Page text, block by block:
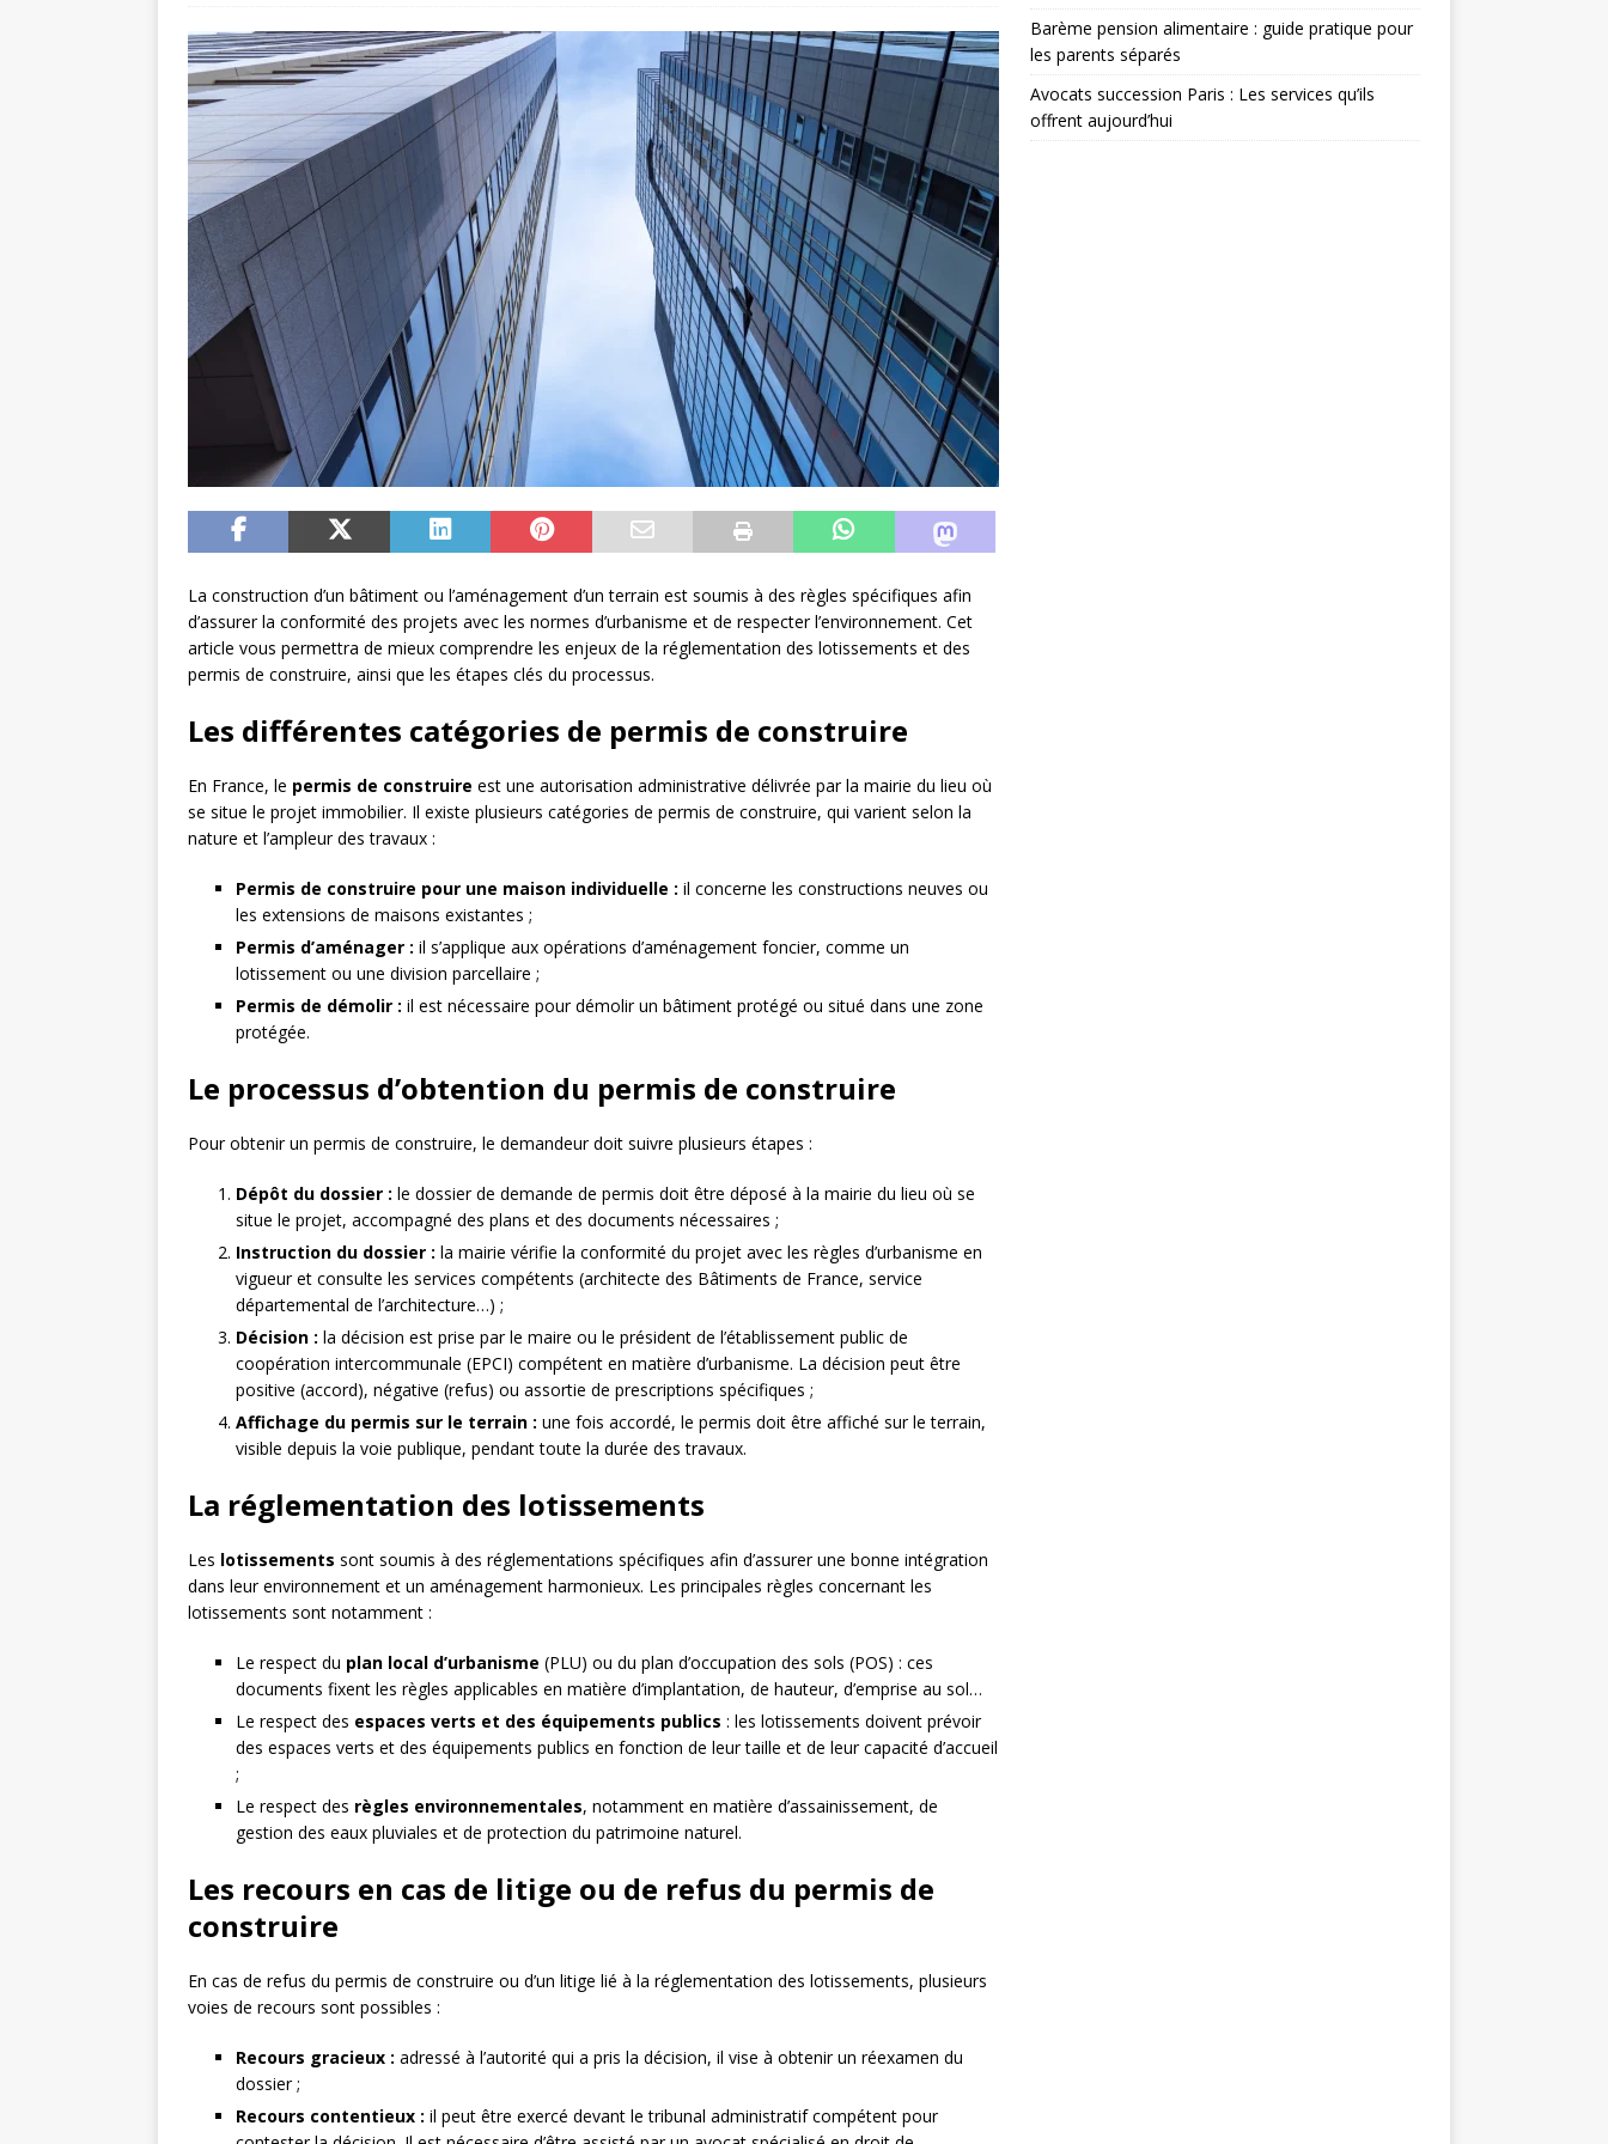
La construction d’un bâtiment ou l’aménagement d’un terrain est soumis à des règles spécifiques afin
d’assurer la conformité des projets avec les normes d’urbanisme et de respecter l’environnement. Cet
article vous permettra de mieux comprendre les enjeux de la réglementation des lotissements et des
permis de construire, ainsi que les étapes clés du processus.
Les différentes catégories de permis de construire
En France, le permis de construire est une autorisation administrative délivrée par la mairie du lieu où
se situe le projet immobilier. Il existe plusieurs catégories de permis de construire, qui varient selon la
nature et l’ampleur des travaux :
Permis de construire pour une maison individuelle : il concerne les constructions neuves ou
les extensions de maisons existantes ;
Permis d’aménager : il s’applique aux opérations d’aménagement foncier, comme un
lotissement ou une division parcellaire ;
Permis de démolir : il est nécessaire pour démolir un bâtiment protégé ou situé dans une zone
protégée.
Le processus d’obtention du permis de construire
Pour obtenir un permis de construire, le demandeur doit suivre plusieurs étapes :
Dépôt du dossier : le dossier de demande de permis doit être déposé à la mairie du lieu où se
situe le projet, accompagné des plans et des documents nécessaires ;
Instruction du dossier : la mairie vérifie la conformité du projet avec les règles d’urbanisme en
vigueur et consulte les services compétents (architecte des Bâtiments de France, service
départemental de l’architecture…) ;
Décision : la décision est prise par le maire ou le président de l’établissement public de
coopération intercommunale (EPCI) compétent en matière d’urbanisme. La décision peut être
positive (accord), négative (refus) ou assortie de prescriptions spécifiques ;
Affichage du permis sur le terrain : une fois accordé, le permis doit être affiché sur le terrain,
visible depuis la voie publique, pendant toute la durée des travaux.
La réglementation des lotissements
Les lotissements sont soumis à des réglementations spécifiques afin d’assurer une bonne intégration
dans leur environnement et un aménagement harmonieux. Les principales règles concernant les
lotissements sont notamment :
Le respect du plan local d’urbanisme (PLU) ou du plan d’occupation des sols (POS) : ces
documents fixent les règles applicables en matière d’implantation, de hauteur, d’emprise au sol…
Le respect des espaces verts et des équipements publics : les lotissements doivent prévoir
des espaces verts et des équipements publics en fonction de leur taille et de leur capacité d’accueil
;
Le respect des règles environnementales, notamment en matière d’assainissement, de
gestion des eaux pluviales et de protection du patrimoine naturel.
Les recours en cas de litige ou de refus du permis de
construire
En cas de refus du permis de construire ou d’un litige lié à la réglementation des lotissements, plusieurs
voies de recours sont possibles :
Recours gracieux : adressé à l’autorité qui a pris la décision, il vise à obtenir un réexamen du
dossier ;
Recours contentieux : il peut être exercé devant le tribunal administratif compétent pour
Barème pension alimentaire : guide pratique pour
les parents séparés
Avocats succession Paris : Les services qu’ils
offrent aujourd’hui